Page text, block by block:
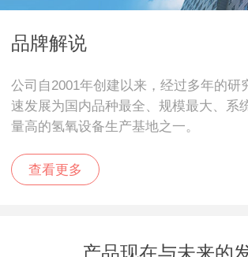
品牌解说
公司自2001年创建以来，经过多年的研
速发展为国内品种最全、规模最大、系
量高的氢氧设备生产基地之一。
查看更多